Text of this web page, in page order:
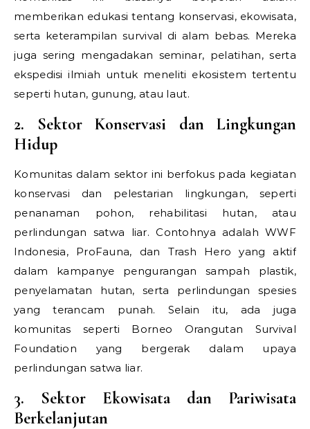
memberikan edukasi tentang konservasi, ekowisata,
serta keterampilan survival di alam bebas. Mereka
juga sering mengadakan seminar, pelatihan, serta
ekspedisi ilmiah untuk meneliti ekosistem tertentu
seperti hutan, gunung, atau laut.
2. Sektor Konservasi dan Lingkungan
Hidup
Komunitas dalam sektor ini berfokus pada kegiatan
konservasi dan pelestarian lingkungan, seperti
penanaman pohon, rehabilitasi hutan, atau
perlindungan satwa liar. Contohnya adalah WWF
Indonesia, ProFauna, dan Trash Hero yang aktif
dalam kampanye pengurangan sampah plastik,
penyelamatan hutan, serta perlindungan spesies
yang terancam punah. Selain itu, ada juga
komunitas seperti Borneo Orangutan Survival
Foundation yang bergerak dalam upaya
perlindungan satwa liar.
3. Sektor Ekowisata dan Pariwisata
Berkelanjutan